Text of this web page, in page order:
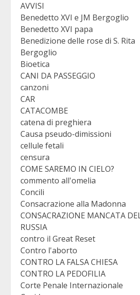
AVVISI
Benedetto XVI e JM Bergoglio
Benedetto XVI papa
Benedizione delle rose di S. Rita
Bergoglio
Bioetica
CANI DA PASSEGGIO
canzoni
CAR
CATACOMBE
catena di preghiera
Causa pseudo-dimissioni
cellule fetali
censura
COME SAREMO IN CIELO?
commento all'omelia
Concili
Consacrazione alla Madonna
CONSACRAZIONE MANCATA
RUSSIA
contro il Great Reset
Contro l'aborto
CONTRO LA FALSA CHIESA
CONTRO LA PEDOFILIA
Corte Penale Internazionale